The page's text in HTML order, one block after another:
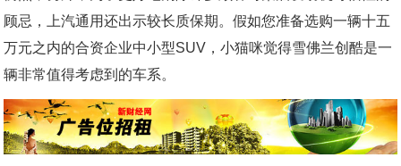
顾忌，上汽通用还出示较长质保期。假如您准备选购一辆十五
万元之内的合资企业中小型SUV，小猫咪觉得雪佛兰创酷是一
辆非常值得考虑到的车系。